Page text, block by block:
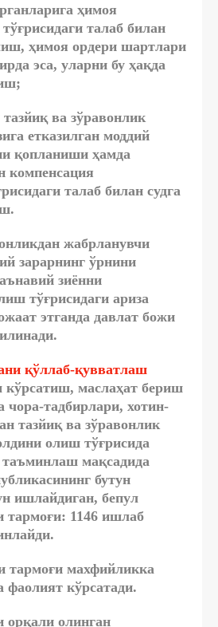
ҳимоя
талаб билан
ҳимоя ордери шартлари
эса, уларни бу ҳақда
тазйиқ ва зўравонлик
етказилган моддий
қопланиши ҳамда
компенсация
талаб билан судга
жабрланувчи
зарарнинг ўрнини
зиённи
тўғрисидаги ариза
этганда давлат божи
қўллаб-қувватлаш
кўрсатиш, маслаҳат бериш
чора-тадбирлари, хотин-
тазйиқ ва зўравонлик
олиш тўғрисида
мақсадида
бутун
ишлайдиган, бепул
тармоғи: 1146 ишлаб
тармоғи махфийликка
фаолият кўрсатади.
олинган